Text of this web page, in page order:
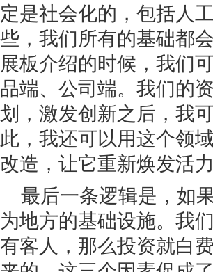
定是社会化的，包括人
些，我们所有的基础都
展板介绍的时候，我们
品端、公司端。我们的
划，激发创新之后，我
此，我还可以用这个领
改造，让它重新焕发活力
最后一条逻辑是，如
为地方的基础设施。我
有客人，那么投资就白